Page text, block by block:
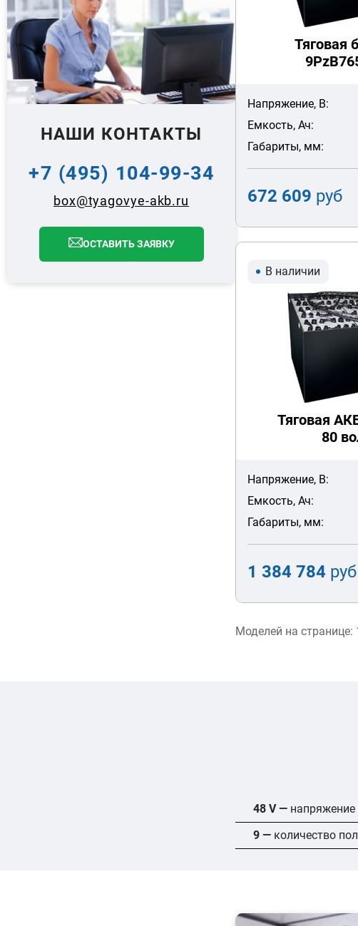
НАШИ КОНТАКТЫ
+7 (495) 104-99-34
box@tyagovye-akb.ru
ОСТАВИТЬ ЗАЯВКУ
Тяговая
Напряжение, В:
Емкость, Ач:
Габариты, мм:
672 609 руб
В наличии
Тяговая
80
Напряжение, В:
Емкость, Ач:
Габариты, мм:
1 384 784 руб
Моделей на странице:
48 V — напряжение
9 — количество